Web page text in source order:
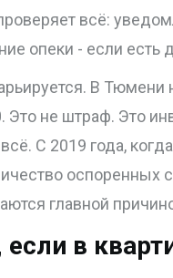
всё:
опеки - если есть
В Тюмени
Это не штраф. Это
С 2019 года,
оспоренных
главной
если в